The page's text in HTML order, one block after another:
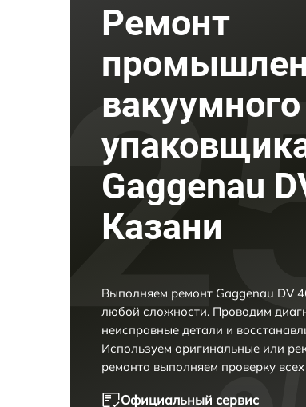
Ремонт
вакуумного
Gaggenau
Казани
Выполняем ремонт Gaggenau DV
любой сложности. Проводим
неисправные детали и
Используем оригинальные или
ремонта выполняем проверку
Официальный сервис